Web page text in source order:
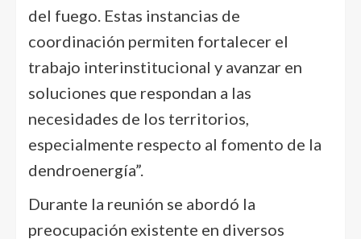
del fuego. Estas instancias de
coordinación permiten fortalecer el
trabajo interinstitucional y avanzar en
soluciones que respondan a las
necesidades de los territorios,
especialmente respecto al fomento de la
dendroenergía”.
Durante la reunión se abordó la
preocupación existente en diversos